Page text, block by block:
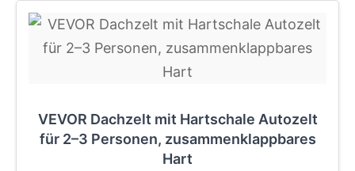
VEVOR Dachzelt mit Hartschale Autozelt
für 2–3 Personen, zusammenklappbares
Hart